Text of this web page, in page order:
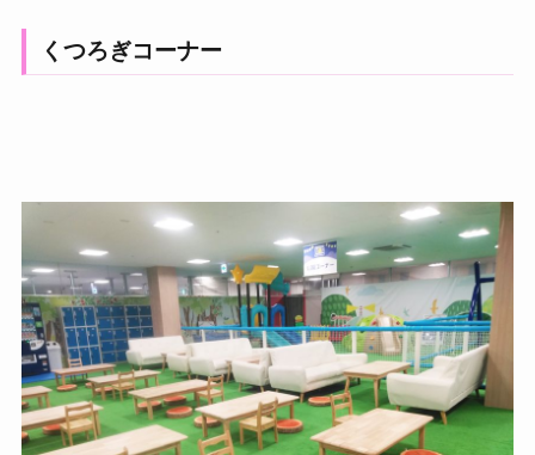
くつろぎコーナー